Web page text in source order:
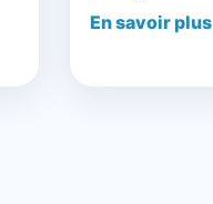
En savoir plus